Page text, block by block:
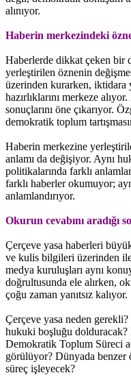
alınıyor.
Haberin merkezindeki
Haberlerde dikkat çeken bir
yerleştirilen öznenin
üzerinden kurarken, iktidara
hazırlıklarını merkeze
sonuçlarını öne çıkarıyor.
demokratik toplum
Haberin merkezine
anlamı da değişiyor. Aynı
politikalarında farklı
farklı haberler okumuyor;
anlamlandırıyor.
Okurun cevabını aradığı
Çerçeve yasa haberleri
ve kulis bilgileri üzerinden
medya kuruluşları aynı
doğrultusunda ele alırken,
çoğu zaman yanıtsız kalıyor.
Çerçeve yasa neden
hukuki boşluğu dolduracak?
Demokratik Toplum Süreci
görülüyor? Dünyada benzer
süreç işleyecek?